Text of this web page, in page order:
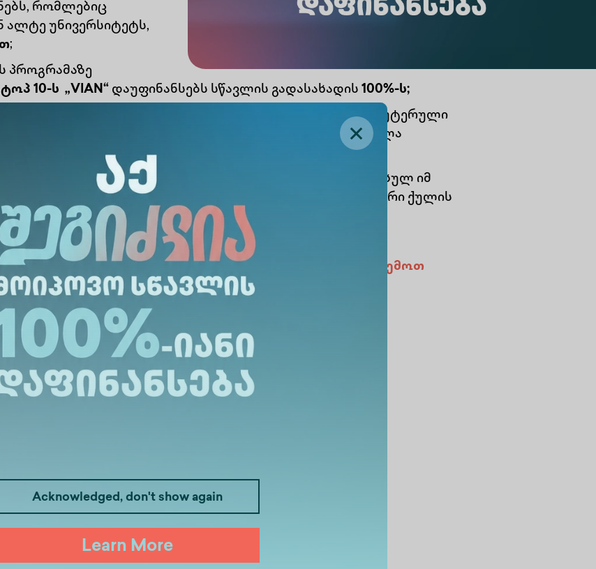
Acknowledged, don't show again
Learn More
რომლებიც
ალტე უნივერსიტეტს,
;
პროგრამაზე
ტოპ 10-ს „VIAN“ დაუფინანსებს სწავლის გადასახადის 100%-ს;
რომელიც ჩააბარებს ალტე უნივერსიტეტის კომპიუტერული
ან ბიზნესის ადმინისტრირების პროგრამებზე, სწავლა
და ხელოვნური ინტელექტის პროგრამაზე ჩარიცხულ იმ
საგნებში (ფიზიკა ან მათემატიკა) მიიღებენ მაქსიმალური ქულის
100%-ით.
შესახებ დეტალური ინფორმაციისთვის, გაეცანით ქვემოთ